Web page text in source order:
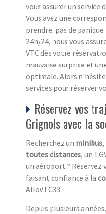
vous assurer un service
Vous avez une
prendre, pas de panique
24h/24, nous vous
VTC dès votre
mauvaise surprise et
optimale. Alors
services pour réserver
Réservez vos
Grignols avec la
Recherchez un minibus
toutes distances, un
un aéroport ? Réservez
faisant confiance à la
AlloVTC33.
Depuis plusieurs